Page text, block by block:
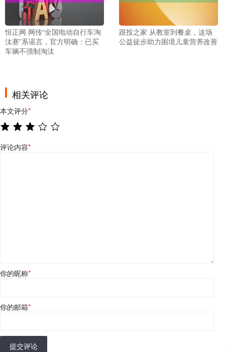
恒正网 网传“全国电动自行车淘
汰赛”系谣言，官方明确：已买
车辆不强制淘汰
跟投之家 从教室到餐桌，这场
公益徒步助力困境儿童营养改善
相关评论
本文评分*
评论内容*
你的昵称*
你的邮箱*
提交评论